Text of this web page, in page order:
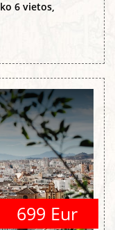
6 vietos,
699 Eur